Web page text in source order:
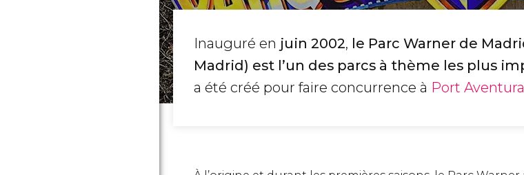
Inauguré en juin 2002, le Parc Warner de
Madrid) est l’un des parcs à thème les plus
a été créé pour faire concurrence à Port Aventura